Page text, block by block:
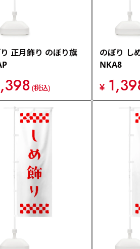
正月飾り のぼり旗
(税込)
のぼり し
NKA8
¥